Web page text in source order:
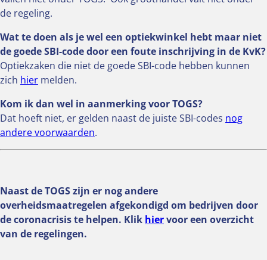
de regeling.
Wat te doen als je wel een optiekwinkel hebt maar niet
de goede SBI-code door een foute inschrijving in de KvK?
Optiekzaken die niet de goede SBI-code hebben kunnen
zich hier melden.
Kom ik dan wel in aanmerking voor TOGS?
Dat hoeft niet, er gelden naast de juiste SBI-codes nog
andere voorwaarden.
Naast de TOGS zijn er nog andere
overheidsmaatregelen afgekondigd om bedrijven door
de coronacrisis te helpen. Klik hiervoor een overzicht
van de regelingen.